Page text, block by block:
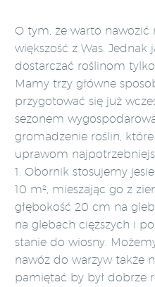
O tym, że warto nawozić
większość z Was.
dostarczać roślinom
Mamy trzy główne
przygotować się już
sezonem
gromadzenie roślin,
uprawom
1. Obornik stosujemy
10 m², mieszając go z
głębokość 20 cm na
na glebach cięższych i
stanie do wiosny.
nawóz do warzyw także
pamiętać by był dobrze